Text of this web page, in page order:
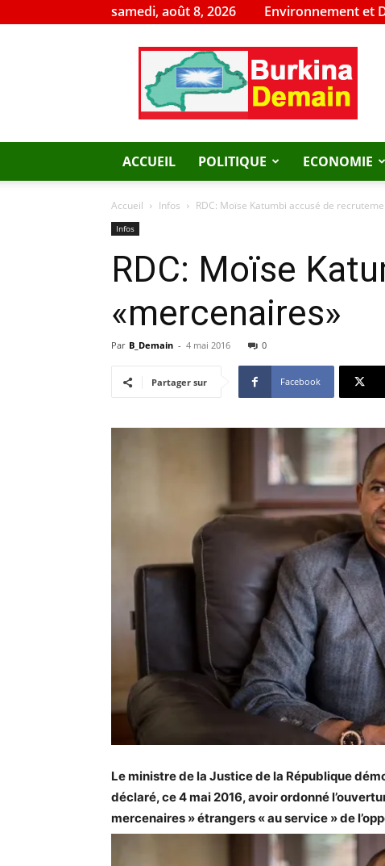
samedi, août 8, 2026 Environnement et
Burkina
Demain
ACCUEIL POLITIQUE ECONOMIE
Accueil Infos RDC: Moïse Katumbi accusé de
Infos
RDC: Moïse
«mercenaires»
Par B_Demain - 4 mai 2016 0
Partager sur Facebook
Le ministre de la Justice de la République
déclaré, ce 4 mai 2016, avoir ordonné
mercenaires » étrangers « au service » de